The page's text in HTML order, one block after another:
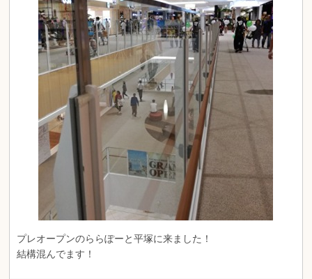
プレオープンのららぽーと平塚に来ました！
結構混んでます！